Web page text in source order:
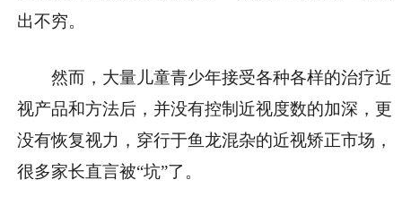
出不穷。
然而，大量儿童青少年接受各种各样的治疗近
视产品和方法后，并没有控制近视度数的加深，更
没有恢复视力，穿行于鱼龙混杂的近视矫正市场，
很多家长直言被“坑”了。